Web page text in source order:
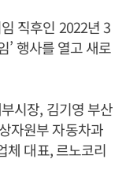
직후인 2022년 3
’ 행사를 열고 새로
시장, 김기영 부산
자원부 자동차과
체 대표, 르노코리